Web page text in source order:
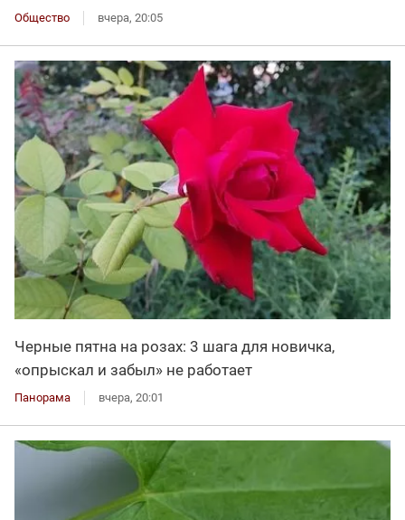
Общество вчера, 20:05
Черные пятна на розах: 3 шага для новичка,
«опрыскал и забыл» не работает
Панорама вчера, 20:01